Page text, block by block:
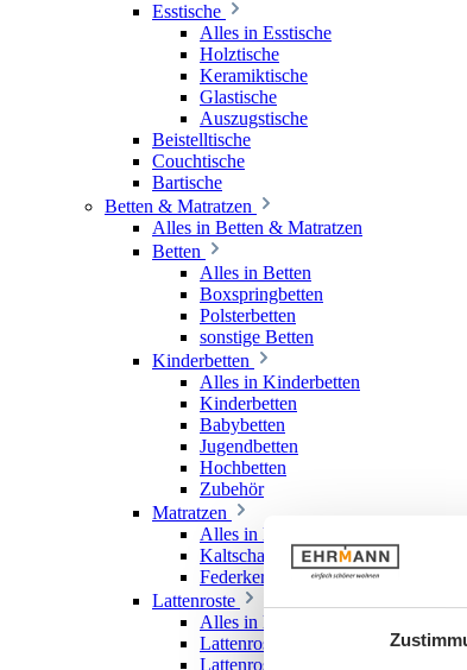
Esstische
Alles in Esstische
Holztische
Keramiktische
Glastische
Auszugstische
Beistelltische
Couchtische
Bartische
Betten & Matratzen
Alles in Betten & Matratzen
Betten
Alles in Betten
Boxspringbetten
Polsterbetten
sonstige Betten
Kinderbetten
Alles in Kinderbetten
Kinderbetten
Babybetten
Jugendbetten
Hochbetten
Zubehör
Matratzen
Alles in Matratzen
Kaltschaummatratzen
Federkernmatratzen
Lattenroste
Alles in Lattenroste
Lattenroste starr
Lattenroste verstellbar